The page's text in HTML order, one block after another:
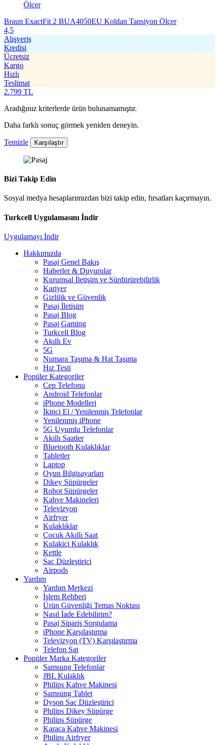
Braun ExactFit 2 BUA4050EU Koldan Tansiyon Ölçer
4,5
Alışveriş
Kredisi
Ücretsiz
Kargo
Hızlı
Teslimat
2.799 TL
Aradığınız kriterlerde ürün bulunamamıştır.
Daha farklı sonuç görmek yeniden deneyin.
Temizle Karşılaştır
Bizi Takip Edin
Sosyal medya hesaplarımızdan bizi takip edin, fırsatları kaçırmayın.
Turkcell Uygulamasını İndir
Uygulamayı İndir
Hakkımızda
Pasaj Genel Bakış
Haberler & Duyurular
Kurumsal İletişim ve Sürdürürebilirlik
Kariyer
Gizlilik ve Güvenlik
Pasaj İletişim
Pasaj Blog
Pasaj Gaming
Turkcell Blog
Akıllı Ev
5G
Numara Taşıma & Hat Taşıma
Hız Testi
Popüler Kategoriler
Cep Telefonu
Android Telefonlar
iPhone Modelleri
İkinci El / Yenilenmiş Telefonlar
Yenilenmiş iPhone
5G Uyumlu Telefonlar
Akıllı Saatler
Bluetooth Kulaklıklar
Tabletler
Laptop
Oyun Bilgisayarları
Dikey Süpürgeler
Robot Süpürgeler
Kahve Makineleri
Televizyon
Airfryer
Kulaklıklar
Çocuk Akıllı Saat
Kulakiçi Kulaklık
Kettle
Saç Düzleştirici
Airpods
Yardım
Yardım Merkezi
İşlem Rehberi
Ürün Güvenliği Temas Noktası
Nasıl İade Edebilirim?
Pasaj Sipariş Sorgulama
iPhone Karşılaştırma
Televizyon (TV) Karşılaştırma
Telefon Sat
Popüler Marka Kategoriler
Samsung Telefonlar
JBL Kulaklık
Philips Kahve Makinesi
Samsung Tablet
Dyson Saç Düzleştirici
Philips Dikey Süpürge
Philips Süpürge
Karaca Kahve Makinesi
Philips Airfryer